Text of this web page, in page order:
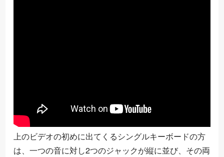
上のビデオの初めに出てくるシングルキーボードの方
は、一つの音に対し2つのジャックが縦に並び、その両